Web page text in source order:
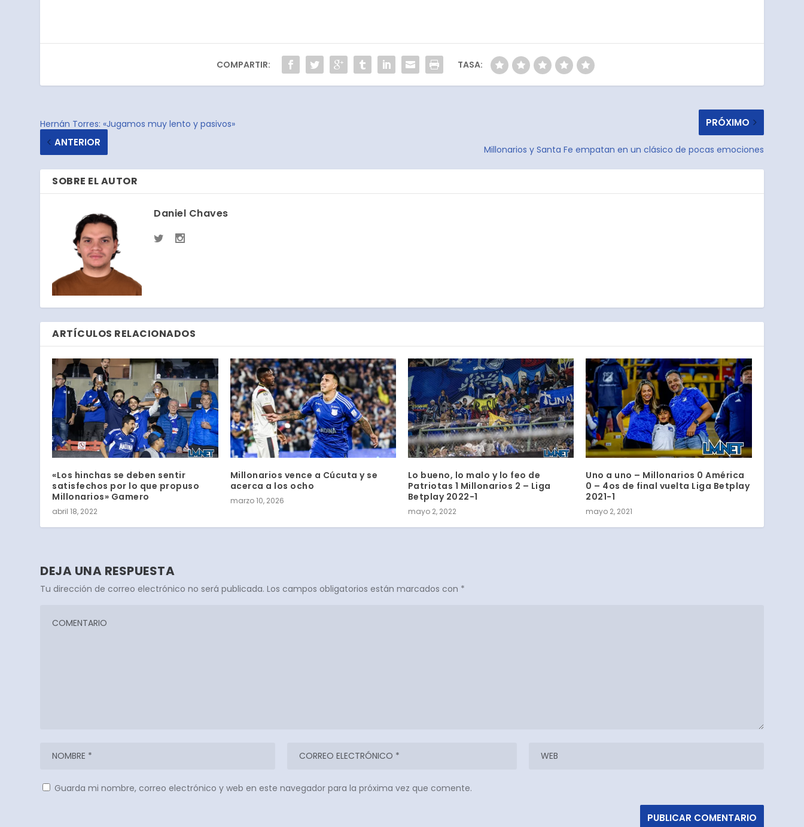
COMPARTIR: TASA:
Hernán Torres: «Jugamos muy lento y pasivos»
ANTERIOR
PRÓXIMO
Millonarios y Santa Fe empatan en un clásico de pocas emociones
SOBRE EL AUTOR
Daniel Chaves
ARTÍCULOS RELACIONADOS
«Los hinchas se deben sentir
satisfechos por lo que propuso
Millonarios» Gamero
abril 18, 2022
Millonarios vence a Cúcuta y se
acerca a los ocho
marzo 10, 2026
Lo bueno, lo malo y lo feo de
Patriotas 1 Millonarios 2 – Liga
Betplay 2022-1
mayo 2, 2022
Uno a uno – Millonarios 0 América
0 – 4os de final vuelta Liga Betplay
2021-1
mayo 2, 2021
DEJA UNA RESPUESTA
Tu dirección de correo electrónico no será publicada. Los campos obligatorios están marcados con *
Guarda mi nombre, correo electrónico y web en este navegador para la próxima vez que comente.